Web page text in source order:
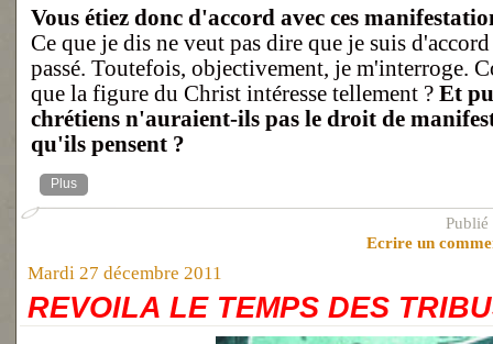
Vous étiez donc d'accord avec ces
Ce que je dis ne veut pas dire que je suis
passé. Toutefois, objectivement, je m'interroge.
que la figure du Christ intéresse tellement ? Et
chrétiens n'auraient-ils pas le droit de
qu'ils pensent ?
Plus
Ecrire un
Mardi 27 décembre 2011
REVOILA LE TEMPS DES